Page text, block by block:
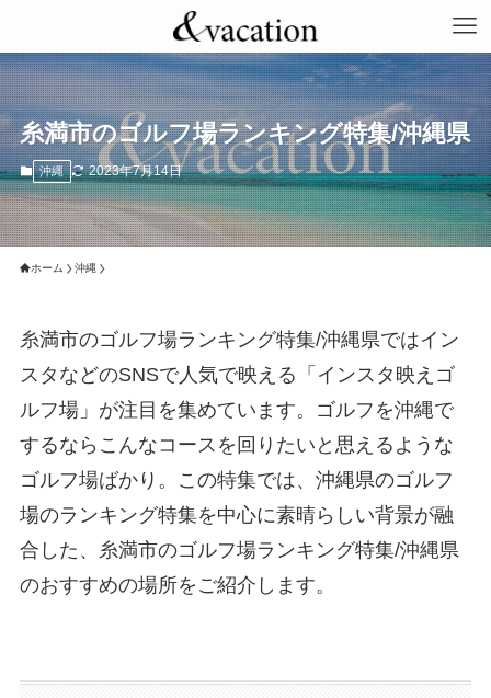
糸満市のゴルフ場ランキング特集/沖縄県
沖縄 2023年7月14日
ホーム 沖縄
糸満市のゴルフ場ランキング特集/沖縄県ではイン
スタなどのSNSで人気で映える「インスタ映えゴ
ルフ場」が注目を集めています。ゴルフを沖縄で
するならこんなコースを回りたいと思えるような
ゴルフ場ばかり。この特集では、沖縄県のゴルフ
場のランキング特集を中心に素晴らしい背景が融
合した、糸満市のゴルフ場ランキング特集/沖縄県
のおすすめの場所をご紹介します。